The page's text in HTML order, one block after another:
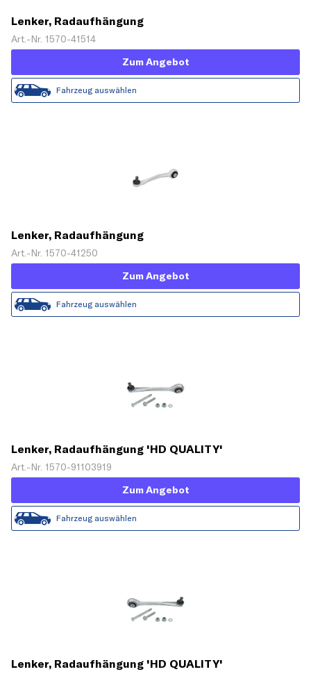
Lenker, Radaufhängung
Art.-Nr. 1570-41514
Zum Angebot
Fahrzeug auswählen
Lenker, Radaufhängung
Art.-Nr. 1570-41250
Zum Angebot
Fahrzeug auswählen
Lenker, Radaufhängung 'HD QUALITY'
Art.-Nr. 1570-91103919
Zum Angebot
Fahrzeug auswählen
Lenker, Radaufhängung 'HD QUALITY'